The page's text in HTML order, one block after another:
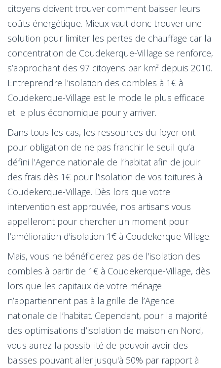
citoyens doivent trouver comment baisser leurs
coûts énergétique. Mieux vaut donc trouver une
solution pour limiter les pertes de chauffage car la
concentration de Coudekerque-Village se renforce,
s’approchant des 97 citoyens par km² depuis 2010.
Entreprendre l’isolation des combles à 1€ à
Coudekerque-Village est le mode le plus efficace
et le plus économique pour y arriver.
Dans tous les cas, les ressources du foyer ont
pour obligation de ne pas franchir le seuil qu’a
défini l’Agence nationale de l’habitat afin de jouir
des frais dès 1€ pour l'isolation de vos toitures à
Coudekerque-Village. Dès lors que votre
intervention est approuvée, nos artisans vous
appelleront pour chercher un moment pour
l’amélioration d'isolation 1€ à Coudekerque-Village.
Mais, vous ne bénéficierez pas de l’isolation des
combles à partir de 1€ à Coudekerque-Village, dès
lors que les capitaux de votre ménage
n’appartiennent pas à la grille de l’Agence
nationale de l’habitat. Cependant, pour la majorité
des optimisations d’isolation de maison en Nord,
vous aurez la possibilité de pouvoir avoir des
baisses pouvant aller jusqu'à 50% par rapport à